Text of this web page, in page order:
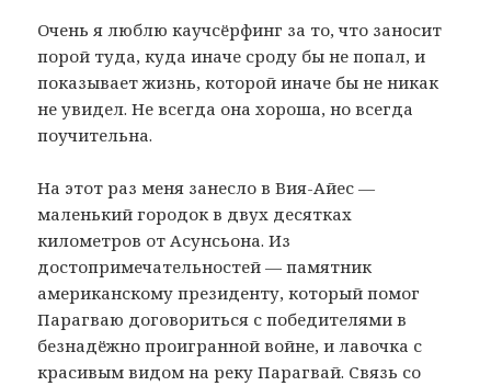
Очень я люблю каучсёрфинг за то, что заносит
порой туда, куда иначе сроду бы не попал, и
показывает жизнь, которой иначе бы не никак
не увидел. Не всегда она хороша, но всегда
поучительна.
На этот раз меня занесло в Вия-Айес —
маленький городок в двух десятках
километров от Асунсьона. Из
достопримечательностей — памятник
американскому президенту, который помог
Парагваю договориться с победителями в
безнадёжно проигранной войне, и лавочка с
красивым видом на реку Парагвай. Связь со